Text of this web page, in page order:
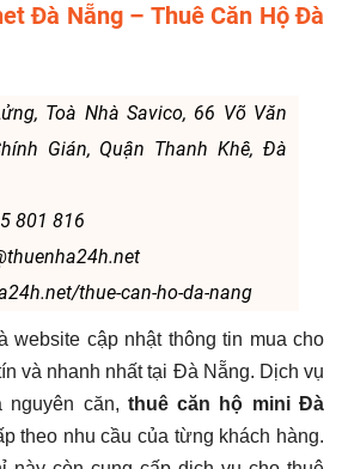
Đà Nẵng – Thuê Căn Hộ Đà
Toà Nhà Savico, 66 Võ Văn
Gián, Quận Thanh Khê, Đà
801 816
thue-can-ho-da-nang
website cập nhật thông tin mua cho
và nhanh nhất tại Đà Nẵng. Dịch vụ
nguyên căn, thuê căn hộ mini Đà
theo nhu cầu của từng khách hàng.